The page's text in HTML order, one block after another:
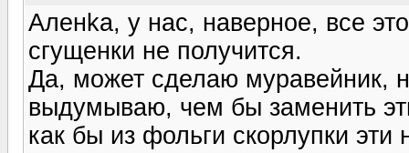
Аленka, у нас, наверное, все
сгущенки не получится.
Да, может сделаю муравейник,
выдумываю, чем бы заменить
как бы из фольги скорлупки эти